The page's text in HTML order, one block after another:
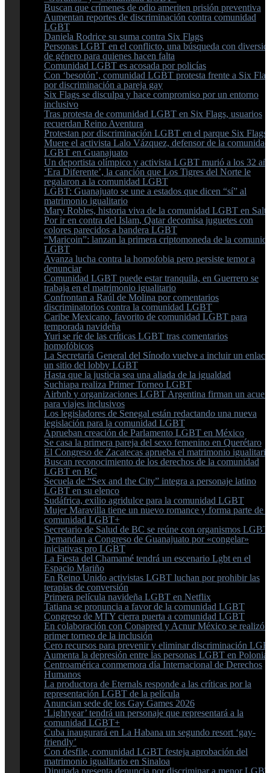
Buscan que crímenes de odio ameriten prisión preventiva
Aumentan reportes de discriminación contra comunidad
LGBT
Daniela Rodrice su suma contra Six Flags
Personas LGBT en el conflicto, una búsqueda con
de género para quienes hacen falta
Comunidad LGBT es acosada por policías
Con ‘besotón’, comunidad LGBT protesta frente a Six
por discriminación a pareja gay
Six Flags se disculpa y hace compromiso por un entorno
inclusivo
Tras protesta de comunidad LGBT en Six Flags, usuarios
recuerdan Reino Aventura
Protestan por discriminación LGBT en el parque Six Flags
Muere el activista Lalo Vázquez, defensor de la comunidad
LGBT en Guanajuato
Un deportista olímpico y activista LGBT murió a los 32
‘Era Diferente’, la canción que Los Tigres del Norte le
regalaron a la comunidad LGBT
LGBT: Guanajuato se une a estados que dicen “sí” al
matrimonio igualitario
Mary Robles, historia viva de la comunidad LGBT en Salta
Por ir en contra del Islam, Qatar decomisa juguetes con
colores parecidos a bandera LGBT
“Maricoin”: lanzan la primera criptomoneda de la
LGBT
Avanza lucha contra la homofobia pero persiste temor a
denunciar
Comunidad LGBT puede estar tranquila, en Guerrero se
trabaja en el matrimonio igualitario
Confrontan a Raúl de Molina por comentarios
discriminatorios contra la comunidad LGBT
Caribe Mexicano, favorito de comunidad LGBT para
temporada navideña
Yuri se ríe de las críticas LGBT tras comentarios
homofóbicos
La Secretaría General del Sínodo vuelve a incluir un
un sitio del lobby LGBT
Hasta que la justicia sea una aliada de la igualdad
Suchiapa realiza Primer Torneo LGBT
Airbnb y organizaciones LGBT Argentina firman un
para viajes inclusivos
Los legisladores de Senegal están redactando una nueva
legislación para la comunidad LGBT
Aprueban creación de Parlamento LGBT en México
Se casa la primera pareja del sexo femenino en Querétaro
El Congreso de Zacatecas aprueba el matrimonio igualitario
Buscan reconocimiento de los derechos de la comunidad
LGBT en BC
Secuela de “Sex and the City” integra a personaje latino
LGBT en su elenco
Sudáfrica, exilio agridulce para la comunidad LGBT
Mujer Maravilla tiene un nuevo romance y forma parte de
comunidad LGBT+
Secretario de Salud de BC se reúne con organismos LGBT
Demandan a Congreso de Guanajuato por «congelar»
iniciativas pro LGBT
La Fiesta del Chamamé tendrá un escenario Lgbt en el
Espacio Mariño
En Reino Unido activistas LGBT luchan por prohibir las
terapias de conversión
Primera película navideña LGBT en Netflix
Tatiana se pronuncia a favor de la comunidad LGBT
Congreso de MTY cierra puerta a comunidad LGBT
En colaboración con Conapred y Acnur México se realizó
primer torneo de la inclusión
Cero recursos para prevenir y eliminar discriminación
Aumenta la depresión entre las personas LGBT en Polonia
Centroamérica conmemora día Internacional de Derechos
Humanos
La productora de Eternals responde a las críticas por la
representación LGBT de la película
Anuncian sede de los Gay Games 2026
‘Lightyear’ tendrá un personaje que representará a la
comunidad LGBT+
Cuba inaugurará en La Habana un segundo resort ‘gay-
friendly’
Con desfile, comunidad LGBT festeja aprobación del
matrimonio igualitario en Sinaloa
Diputada presenta denuncia por discriminar a menor LGBT